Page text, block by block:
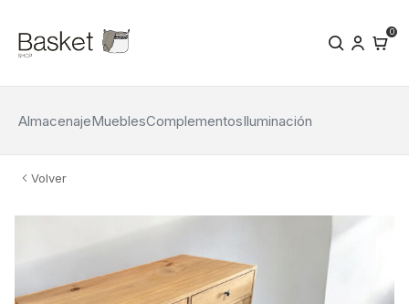
0
AlmacenajeMueblesComplementosIluminación
Volver